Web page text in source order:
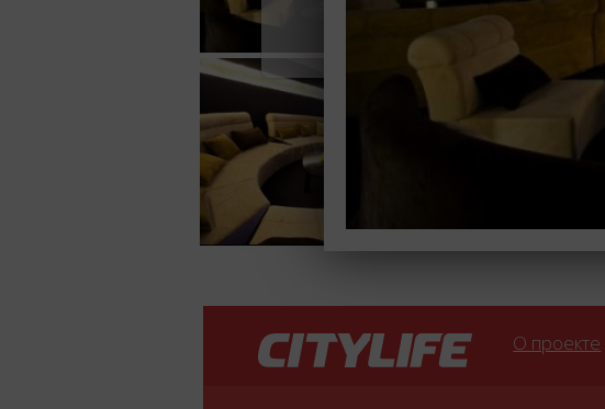
О проекте